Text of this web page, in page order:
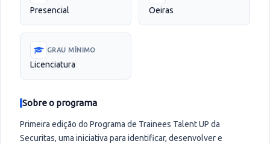
Presencial Oeiras
GRAU MÍNIMO
Licenciatura
Sobre o programa
Primeira edição do Programa de Trainees Talent UP da
Securitas, uma iniciativa para identificar, desenvolver e